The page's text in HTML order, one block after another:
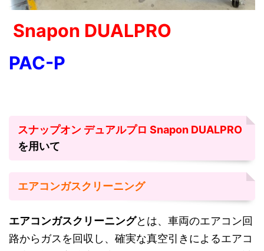
Snapon DUALPRO
PAC-P
スナップオン デュアルプロ Snapon DUALPRO
を用いて
エアコンガスクリーニング
エアコンガスクリーニングとは、車両のエアコン回
路からガスを回収し、確実な真空引きによるエアコ